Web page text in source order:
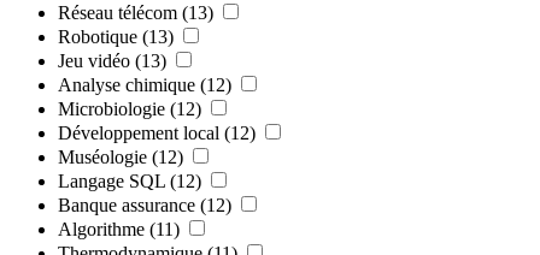
Réseau télécom (13)
Robotique (13)
Jeu vidéo (13)
Analyse chimique (12)
Microbiologie (12)
Développement local (12)
Muséologie (12)
Langage SQL (12)
Banque assurance (12)
Algorithme (11)